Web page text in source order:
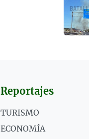
Reportajes
TURISMO
ECONOMÍA